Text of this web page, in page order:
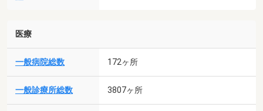
医療
一般病院総数 172ヶ所
一般診療所総数 3807ヶ所